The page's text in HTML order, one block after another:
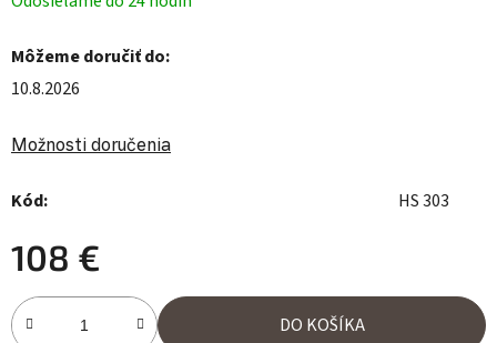
Môžeme doručiť do:
10.8.2026
Možnosti doručenia
Kód: HS 303
108 €
Jednotková cena:
DO KOŠÍKA